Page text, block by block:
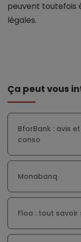
peuvent toutefois
légales.
Ça peut vous
BforBank : avis
conso
Monabanq
Floa : tout